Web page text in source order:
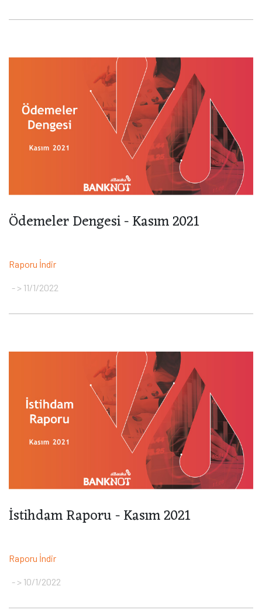
Ödemeler Dengesi - Kasım 2021
Raporu İndir
> 11/1/2022
İstihdam Raporu - Kasım 2021
Raporu İndir
> 10/1/2022